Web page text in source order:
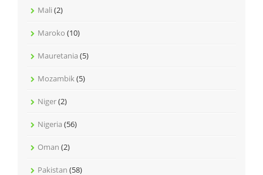
Mali (2)
Maroko (10)
Mauretania (5)
Mozambik(5)
Niger(2)
Nigeria (56)
Oman (2)
Pakistan (58)